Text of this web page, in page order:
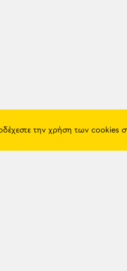
την χρήση των cookies